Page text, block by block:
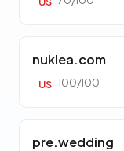
nuklea.com
US 100/100
pre.wedding